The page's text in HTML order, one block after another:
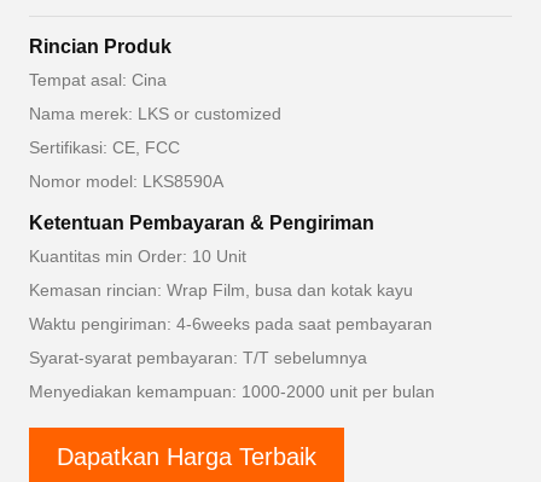
Rincian Produk
Tempat asal: Cina
Nama merek: LKS or customized
Sertifikasi: CE, FCC
Nomor model: LKS8590A
Ketentuan Pembayaran & Pengiriman
Kuantitas min Order: 10 Unit
Kemasan rincian: Wrap Film, busa dan kotak kayu
Waktu pengiriman: 4-6weeks pada saat pembayaran
Syarat-syarat pembayaran: T/T sebelumnya
Menyediakan kemampuan: 1000-2000 unit per bulan
Dapatkan Harga Terbaik